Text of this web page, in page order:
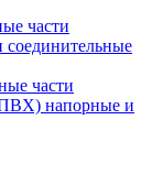
части
соединительные
части
напорные и